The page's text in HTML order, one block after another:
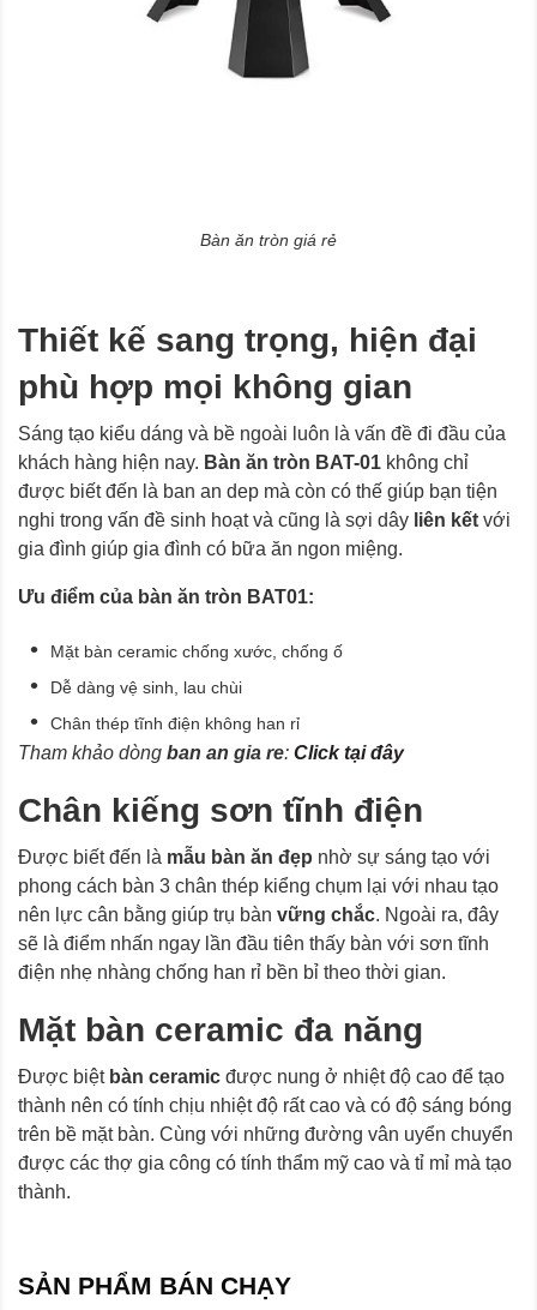
Bàn ăn tròn giá rẻ
Thiết kế sang trọng, hiện đại
phù hợp mọi không gian
Sáng tạo kiểu dáng và bề ngoài luôn là vấn đề đi đầu của
khách hàng hiện nay. Bàn ăn tròn BAT-01 không chỉ
được biết đến là ban an dep mà còn có thế giúp bạn tiện
nghi trong vấn đề sinh hoạt và cũng là sợi dây liên kết với
gia đình giúp gia đình có bữa ăn ngon miệng.
Ưu điểm của bàn ăn tròn BAT01:
Mặt bàn ceramic chống xước, chống ố
Dễ dàng vệ sinh, lau chùi
Chân thép tĩnh điện không han rỉ
Tham khảo dòng ban an gia re: Click tại đây
Chân kiếng sơn tĩnh điện
Được biết đến là mẫu bàn ăn đẹp nhờ sự sáng tạo với
phong cách bàn 3 chân thép kiểng chụm lại với nhau tạo
nên lực cân bằng giúp trụ bàn vững chắc. Ngoài ra, đây
sẽ là điểm nhấn ngay lần đầu tiên thấy bàn với sơn tĩnh
điện nhẹ nhàng chống han rỉ bền bỉ theo thời gian.
Mặt bàn ceramic đa năng
Được biệt bàn ceramic được nung ở nhiệt độ cao để tạo
thành nên có tính chịu nhiệt độ rất cao và có độ sáng bóng
trên bề mặt bàn. Cùng với những đường vân uyển chuyển
được các thợ gia công có tính thẩm mỹ cao và tỉ mỉ mà tạo
thành.
SẢN PHẨM BÁN CHẠY